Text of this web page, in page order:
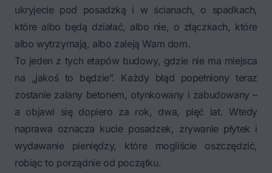
ukryjecie pod posadzką i w ścianach, o spadkach,
które albo będą działać, albo nie, o złączkach, które
albo wytrzymają, albo zaleją Wam dom.
To jeden z tych etapów budowy, gdzie nie ma miejsca
na „jakoś to będzie”. Każdy błąd popełniony teraz
zostanie zalany betonem, otynkowany i zabudowany –
a objawi się dopiero za rok, dwa, pięć lat. Wtedy
naprawa oznacza kucie posadzek, zrywanie płytek i
wydawanie pieniędzy, które mogliście oszczędzić,
robiąc to porządnie od początku.